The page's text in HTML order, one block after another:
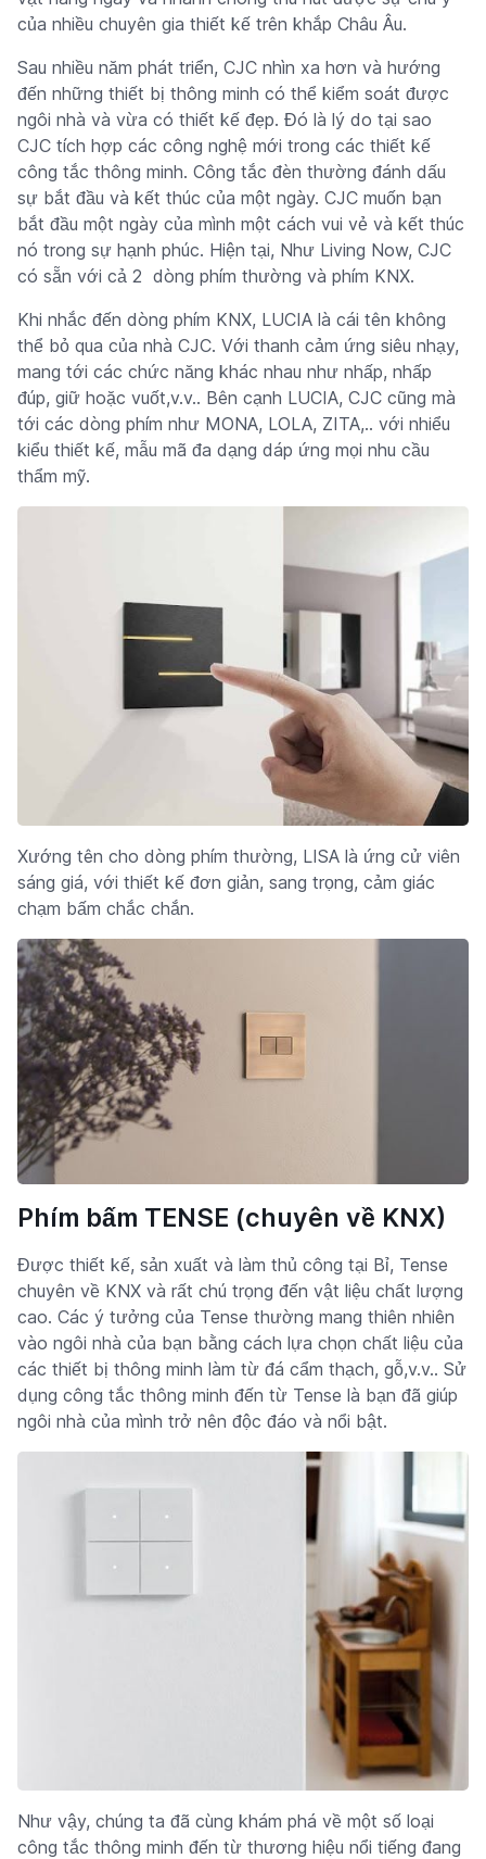
của nhiều chuyên gia thiết kế trên khắp Châu Âu.
Sau nhiều năm phát triển, CJC nhìn xa hơn và hướng
đến những thiết bị thông minh có thể kiểm soát được
ngôi nhà và vừa có thiết kế đẹp. Đó là lý do tại sao
CJC tích hợp các công nghệ mới trong các thiết kế
công tắc thông minh. Công tắc đèn thường đánh dấu
sự bắt đầu và kết thúc của một ngày. CJC muốn bạn
bắt đầu một ngày của mình một cách vui vẻ và kết thúc
nó trong sự hạnh phúc. Hiện tại, Như Living Now, CJC
có sẵn với cả 2 dòng phím thường và phím KNX.
Khi nhắc đến dòng phím KNX, LUCIA là cái tên không
thể bỏ qua của nhà CJC. Với thanh cảm ứng siêu nhạy,
mang tới các chức năng khác nhau như nhấp, nhấp
đúp, giữ hoặc vuốt,v.v.. Bên cạnh LUCIA, CJC cũng mà
tới các dòng phím như MONA, LOLA, ZITA,.. với nhiểu
kiểu thiết kế, mẫu mã đa dạng dáp ứng mọi nhu cầu
thẩm mỹ.
Xướng tên cho dòng phím thường, LISA là ứng cử viên
sáng giá, với thiết kế đơn giản, sang trọng, cảm giác
chạm bấm chắc chắn.
Phím bấm TENSE (chuyên về KNX)
Được thiết kế, sản xuất và làm thủ công tại Bỉ, Tense
chuyên về KNX và rất chú trọng đến vật liệu chất lượng
cao. Các ý tưởng của Tense thường mang thiên nhiên
vào ngôi nhà của bạn bằng cách lựa chọn chất liệu của
các thiết bị thông minh làm từ đá cẩm thạch, gỗ,v.v.. Sử
dụng công tắc thông minh đến từ Tense là bạn đã giúp
ngôi nhà của mình trở nên độc đáo và nổi bật.
Như vậy, chúng ta đã cùng khám phá về một số loại
công tắc thông minh đến từ thương hiệu nổi tiếng đang